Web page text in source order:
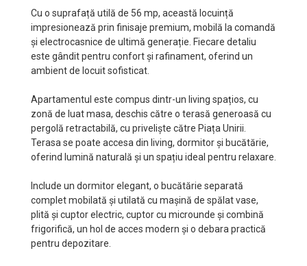
Cu o suprafață utilă de 56 mp, această locuință
impresionează prin finisaje premium, mobilă la comandă
și electrocasnice de ultimă generație. Fiecare detaliu
este gândit pentru confort și rafinament, oferind un
ambient de locuit sofisticat.
Apartamentul este compus dintr-un living spațios, cu
zonă de luat masa, deschis către o terasă generoasă cu
pergolă retractabilă, cu priveliște către Piața Unirii.
Terasa se poate accesa din living, dormitor și bucătărie,
oferind lumină naturală și un spațiu ideal pentru relaxare.
Include un dormitor elegant, o bucătărie separată
complet mobilată și utilată cu mașină de spălat vase,
plită și cuptor electric, cuptor cu microunde și combină
frigorifică, un hol de acces modern și o debara practică
pentru depozitare.